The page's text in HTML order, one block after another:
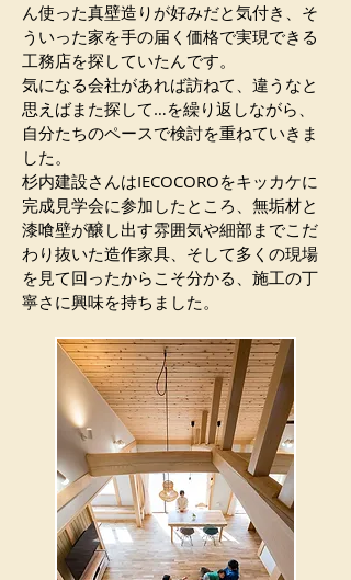
ん使った真壁造りが好みだと気付き、そ
ういった家を手の届く価格で実現できる
工務店を探していたんです。
気になる会社があれば訪ねて、違うなと
思えばまた探して…を繰り返しながら、
自分たちのペースで検討を重ねていきま
した。
杉内建設さんはIECOCOROをキッカケに
完成見学会に参加したところ、無垢材と
漆喰壁が醸し出す雰囲気や細部までこだ
わり抜いた造作家具、そして多くの現場
を見て回ったからこそ分かる、施工の丁
寧さに興味を持ちました。